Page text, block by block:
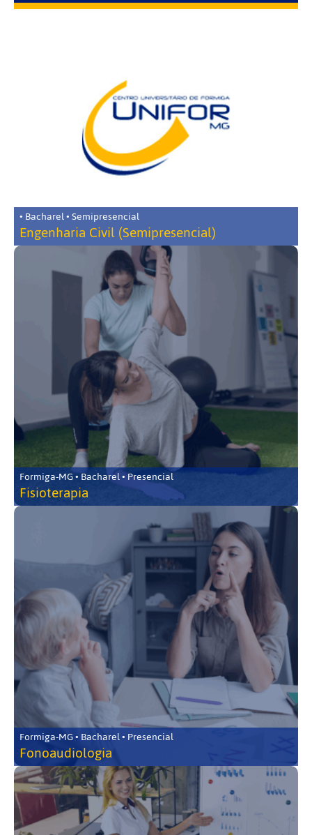
• Bacharel • Semipresencial
Engenharia Civil (Semipresencial)
Formiga-MG • Bacharel • Presencial
Fisioterapia
Formiga-MG • Bacharel • Presencial
Fonoaudiologia